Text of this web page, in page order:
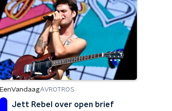
EenVandaagAVROTROS
Jett Rebel over open brief